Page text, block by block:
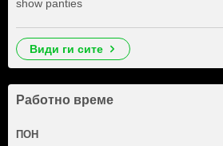
show panties
види ги сите
Работно време
ПОН